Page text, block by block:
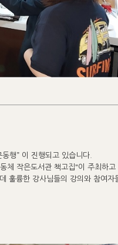
행” 이 진행되고 있습니다.
체 작은도서관 책고집"이 주최하고
훌륭한 강사님들의 강의와 참여자